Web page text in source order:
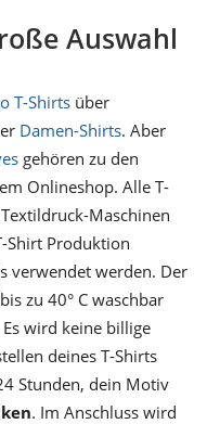
Auswahl
T-Shirts über
Damen-Shirts. Aber
gehören zu den
Onlineshop. Alle T-
Maschinen
Shirt Produktion
verwendet werden. Der
zu 40° C waschbar
wird keine billige
deines T-Shirts
Stunden, dein Motiv
. Im Anschluss wird